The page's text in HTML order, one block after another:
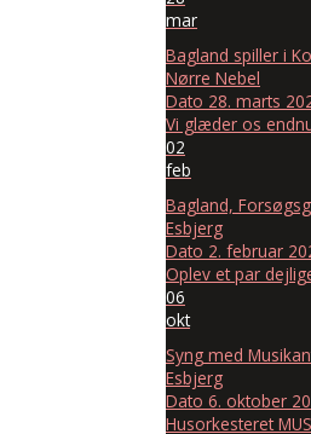
mar
Bagland spiller i
Nørre Nebel
Dato 28. marts
Vi glæder os
02
feb
Bagland,
Esbjerg
Dato 2. februar
Oplev et par
06
okt
Syng med
Esbjerg
Dato 6. oktober
Husorkesteret